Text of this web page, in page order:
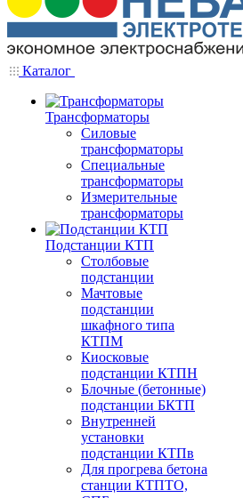
Каталог
Трансформаторы
Силовые
трансформаторы
Специальные
трансформаторы
Измерительные
трансформаторы
Подстанции КТП
Столбовые
подстанции
Мачтовые
подстанции
шкафного типа
КТПМ
Киосковые
подстанции КТПН
Блочные (бетонные)
подстанции БКТП
Внутренней
установки
подстанции КТПв
Для прогрева бетона
станции КТПТО,